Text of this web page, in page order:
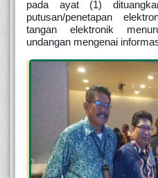
pada ayat (1)
putusan/penetapan
tangan elektronik
undangan mengenai